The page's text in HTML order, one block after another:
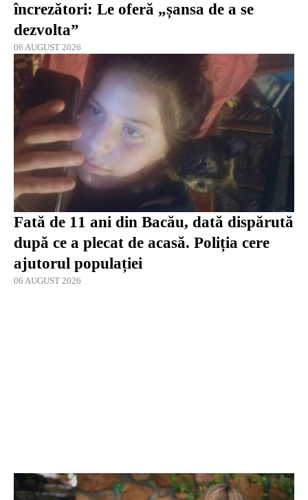
încrezători: Le oferă „șansa de a se
dezvolta”
06 AUGUST 2026
Fată de 11 ani din Bacău, dată dispărută
după ce a plecat de acasă. Poliția cere
ajutorul populației
06 AUGUST 2026